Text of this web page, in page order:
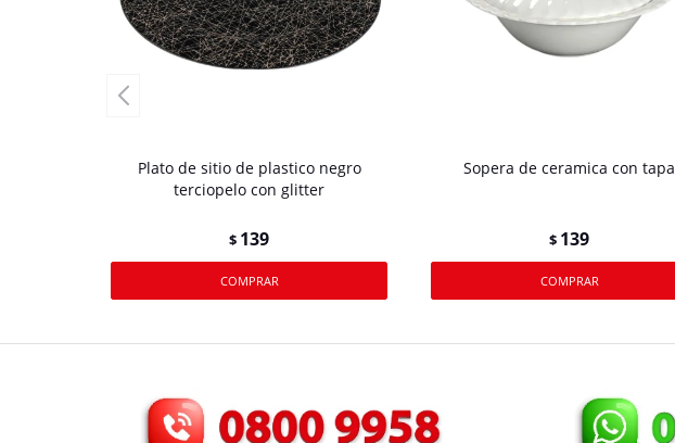
Plato de sitio de plastico negro
terciopelo con glitter
$ 139
Sopera de ceramica con tapa
$ 139